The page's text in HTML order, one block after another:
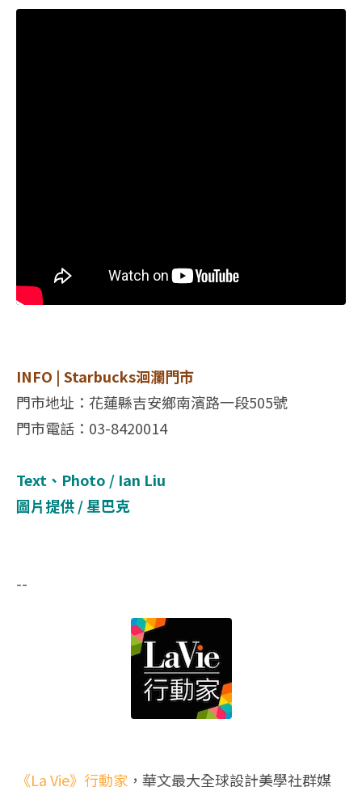
INFO | Starbucks洄瀾門市
門市地址：花蓮縣吉安鄉南濱路一段505號
門市電話：03-8420014
Text、Photo / Ian Liu
圖片提供 / 星巴克
--
《La Vie》行動家 ，華文最大全球設計美學社群媒